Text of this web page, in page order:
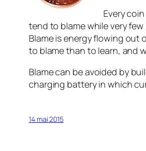
Every
tend to blame while very
Blame is energy flowing out
to blame than to learn, and
Blame can be avoided by
charging battery in which
14 mai 2015